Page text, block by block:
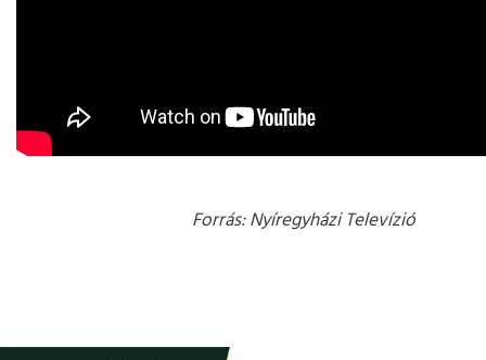
Forrás: Nyíregyházi Televízió